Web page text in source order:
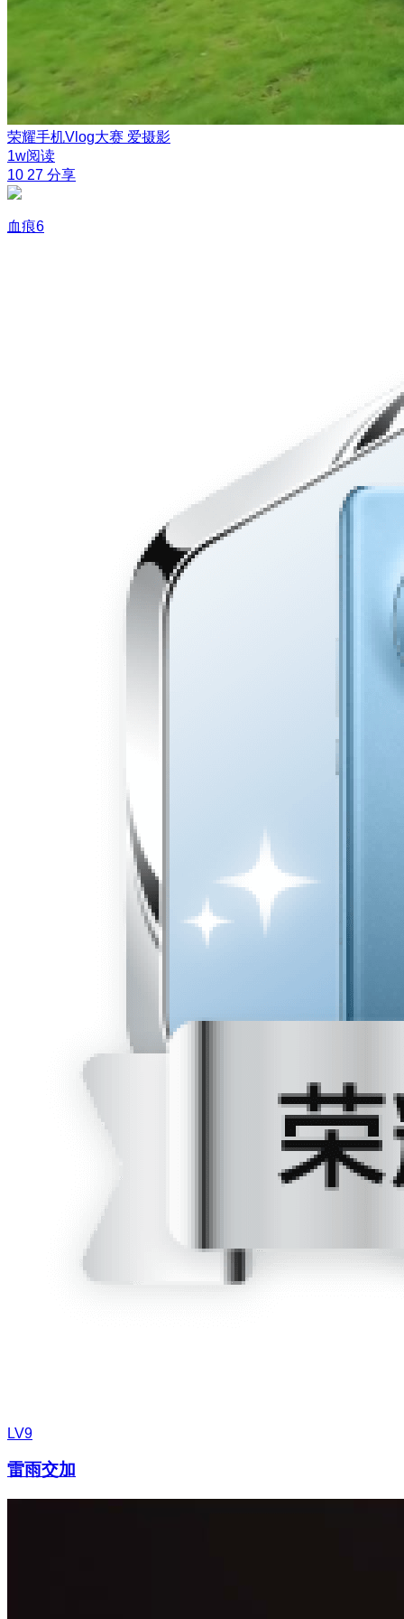
荣耀手机Vlog大赛 爱摄影
1w阅读
10 27 分享
血痕6
LV9
雷雨交加